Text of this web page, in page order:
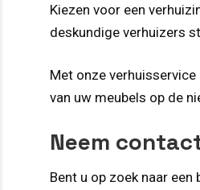
Kiezen voor een
deskundige verhuizers
Met onze
van uw meubels op de
Neem
Bent u op zoek naar